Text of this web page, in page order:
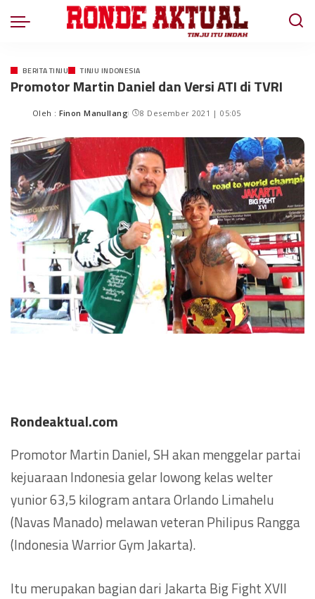
BERITA TINJU TINJU INDONESIA
Promotor Martin Daniel dan Versi ATI di TVRI
Oleh : Finon Manullang 8 Desember 2021 | 05:05
Rondeaktual.com
Promotor Martin Daniel, SH akan menggelar partai
kejuaraan Indonesia gelar lowong kelas welter
yunior 63,5 kilogram antara Orlando Limahelu
(Navas Manado) melawan veteran Philipus Rangga
(Indonesia Warrior Gym Jakarta).
Itu merupakan bagian dari Jakarta Big Fight XVII